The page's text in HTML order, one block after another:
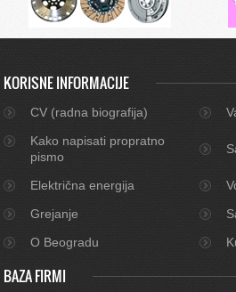
KORISNE INFORMACIJE
CV (radna biografija)
Kako napisati propratno
pismo
Električna energija
Grejanje
O Beogradu
BAZA FIRMI